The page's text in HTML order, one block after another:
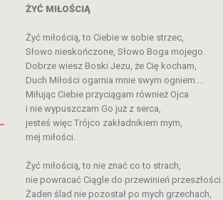
ŻYĆ MIŁOŚCIĄ
Żyć miłością, to Ciebie w sobie strzec,
Słowo nieskończone, Słowo Boga mojego.
Dobrze wiesz Boski Jezu, że Cię kocham,
Duch Miłości ogarnia mnie swym ogniem….
Miłując Ciebie przyciągam również Ojca
i nie wypuszczam Go już z serca,
jesteś więc Trójco zakładnikiem mym,
mej miłości.
Żyć miłością, to nie znać co to strach,
nie powracać Ciągle do przewinień przeszłości.
Żaden ślad nie pozostał po mych grzechach,